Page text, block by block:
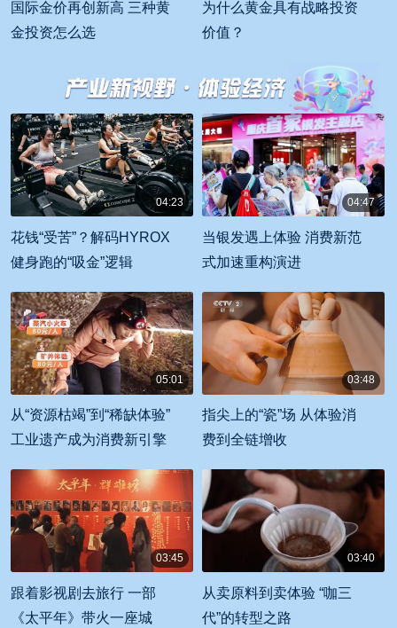
国际金价再创新高 三种黄
金投资怎么选
为什么黄金具有战略投资
价值？
04:23
花钱“受苦”？解码HYROX
健身跑的“吸金”逻辑
04:47
当银发遇上体验 消费新范
式加速重构演进
05:01
从“资源枯竭”到“稀缺体验”
工业遗产成为消费新引擎
03:48
指尖上的“瓷”场 从体验消
费到全链增收
03:45
跟着影视剧去旅行 一部
《太平年》带火一座城
03:40
从卖原料到卖体验 “咖三
代”的转型之路